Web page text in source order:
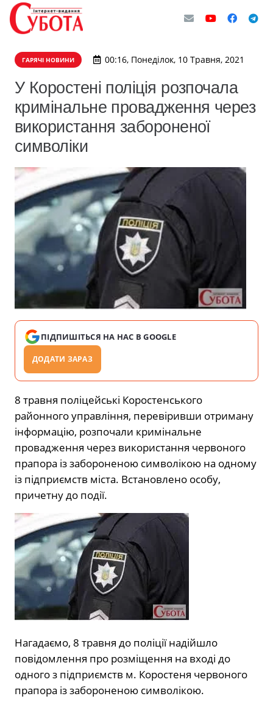
ГАРЯЧІ НОВИНИ 00:16, Понеділок, 10 Травня, 2021
​У Коростені поліція розпочала
кримінальне провадження через
використання забороненої
символіки
ПІДПИШІТЬСЯ НА НАС В GOOGLE
ДОДАТИ ЗАРАЗ
8 травня поліцейські Коростенського
районного управління, перевіривши отриману
інформацію, розпочали кримінальне
провадження через використання червоного
прапора із забороненою символікою на одному
із підприємств міста. Встановлено особу,
причетну до події.
Нагадаємо, 8 травня до поліції надійшло
повідомлення про розміщення на вході до
одного з підприємств м. Коростеня червоного
прапора із забороненою символікою.